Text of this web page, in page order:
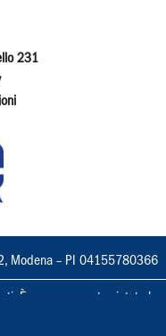
231
Modena – PI 04155780366
È espressamente vietata la
totale o parziale.